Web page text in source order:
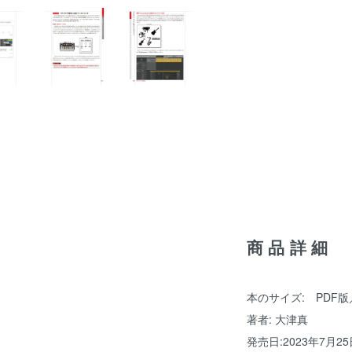
商品詳細
本のサイズ: PDF版
著者: 大津真
発売日:2023年7月25